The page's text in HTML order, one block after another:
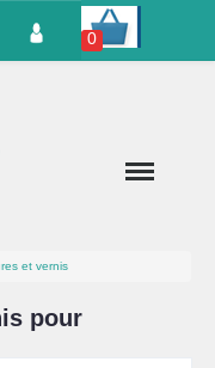
0
et vernis
pour